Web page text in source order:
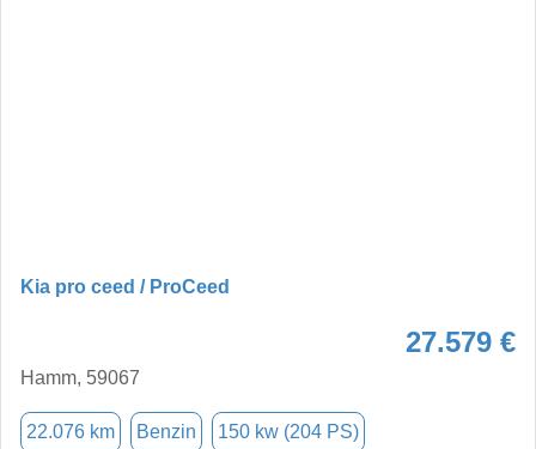
Kia pro ceed / ProCeed
27.579 €
Hamm, 59067
22.076 km Benzin 150 kw (204 PS)